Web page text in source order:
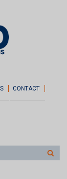
CONTACT